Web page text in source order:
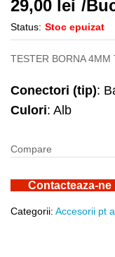
29,00 lei /
Status: Stoc epuizat
TESTER BORNA 4MM
Conectori (tip):
Culori: Alb
Compare
Contacteaza-
Categorii: Accesorii pt